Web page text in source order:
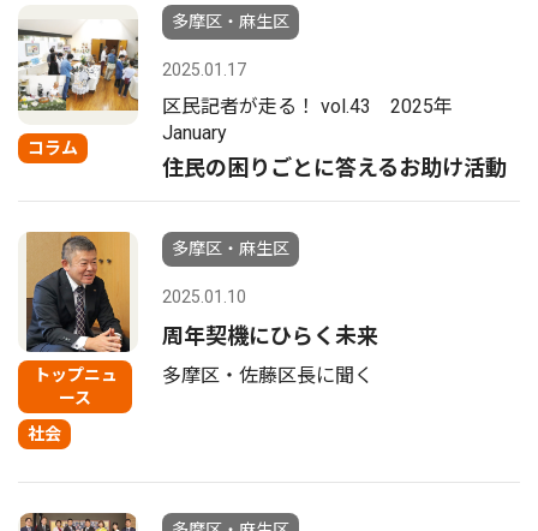
コラム
多摩区・麻生区
2025.01.17
区民記者が走る！ vol.43 2025年
January
住民の困りごとに答えるお助け活動
トップニュ
ース
社会
多摩区・麻生区
2025.01.10
周年契機にひらく未来
多摩区・佐藤区長に聞く